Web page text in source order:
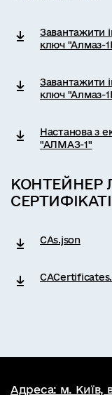
Завантажити
ключ "Алмаз-
Завантажити
ключ "Алмаз-
Настанова з
"АЛМАЗ-1"
КОНТЕЙНЕР
CAs.json
Адреса: м. Київ,